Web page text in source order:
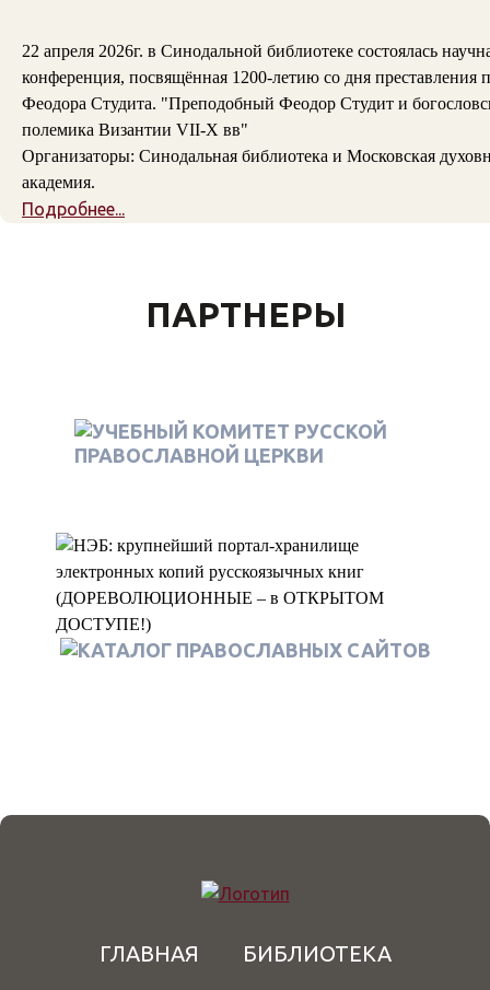
22 апреля 2026г. в Синодальной библиотеке состоялась
конференция, посвящённая 1200-летию со дня преставления
Феодора Студита. "Преподобный Феодор Студит и
полемика Византии VII-X вв"
Организаторы: Синодальная библиотека и Московская
академия.
Подробнее...
ПАРТНЕРЫ
ГЛАВНАЯ
БИБЛИОТЕКА